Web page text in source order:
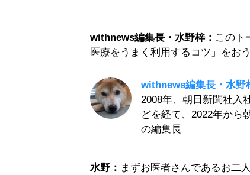
withnews編集長・水野梓： このト
医療をうまく利用するコツ」をお
withnews編集長・水野
2008年、朝日新聞社入
どを経て、2022年から
の編集長
水野： まずお医者さんであるお二